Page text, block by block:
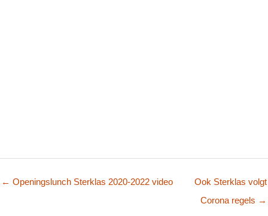
← Openingslunch Sterklas 2020-2022 video
Ook Sterklas volgt
Corona regels →